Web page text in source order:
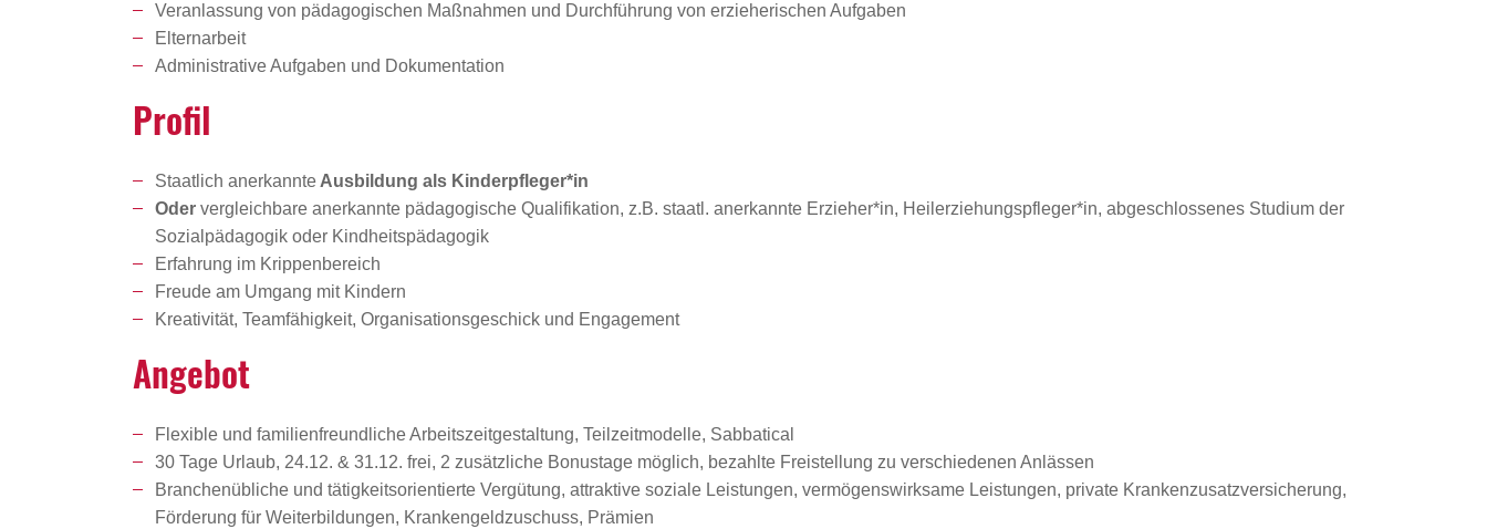
Veranlassung von pädagogischen Maßnahmen und Durchführung von erzieherischen Aufgaben
Elternarbeit
Administrative Aufgaben und Dokumentation
Profil
Staatlich anerkannte Ausbildung als Kinderpfleger*in
Oder vergleichbare anerkannte pädagogische Qualifikation, z.B. staatl. anerkannte Erzieher*in, Heilerziehungspfleger*in, abgeschlossenes Studium der
Sozialpädagogik oder Kindheitspädagogik
Erfahrung im Krippenbereich
Freude am Umgang mit Kindern
Kreativität, Teamfähigkeit, Organisationsgeschick und Engagement
Angebot
Flexible und familienfreundliche Arbeitszeitgestaltung, Teilzeitmodelle, Sabbatical
30 Tage Urlaub, 24.12. & 31.12. frei, 2 zusätzliche Bonustage möglich, bezahlte Freistellung zu verschiedenen Anlässen
Branchenübliche und tätigkeitsorientierte Vergütung, attraktive soziale Leistungen, vermögenswirksame Leistungen, private Krankenzusatzversicherung,
Förderung für Weiterbildungen, Krankengeldzuschuss, Prämien